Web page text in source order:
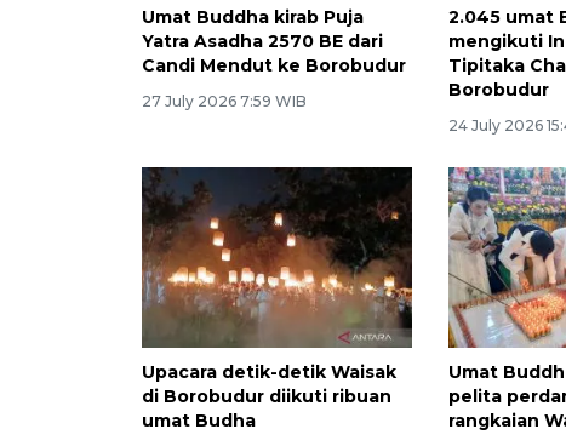
Umat Buddha kirab Puja
Yatra Asadha 2570 BE dari
Candi Mendut ke Borobudur
27 July 2026 7:59 WIB
2.045 umat
mengikuti
Tipitaka
Borobudur
24 July 2026
Upacara detik-detik Waisak
di Borobudur diikuti ribuan
umat Budha
Umat
pelita
rangkaian